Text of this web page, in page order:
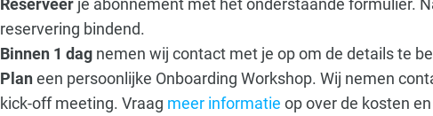
Reserveer je abonnement met het onderstaande formulier.
reservering bindend.
Binnen 1 dag nemen wij contact met je op om de details te
Planeen persoonlijke Onboarding Workshop. Wij nemen
kick-off meeting. Vraag meer informatie op over de kosten